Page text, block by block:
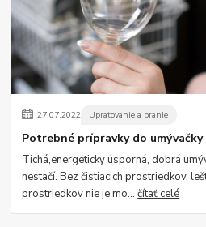
27.07.2022 Upratovanie a pranie
Potrebné prípravky do umývačky
Tichá,energeticky úsporná, dobrá
nestačí. Bez čistiacich prostriedkov,
prostriedkov nie je mo...čítať celé